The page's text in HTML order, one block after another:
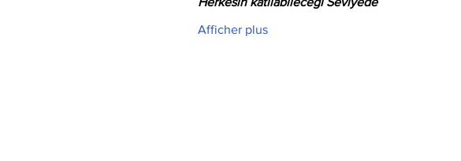
Afficher plus